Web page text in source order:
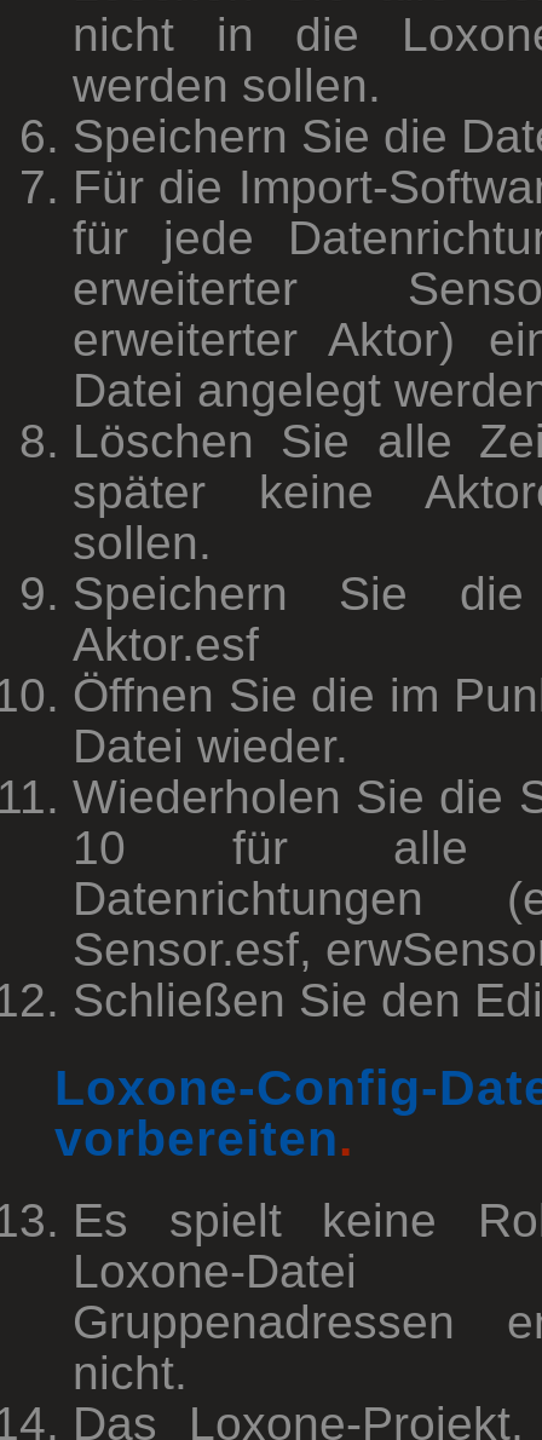
nicht in die
werden sollen.
Speichern Sie die
Für die Import-
für jede
erweiterter
erweiterter Aktor)
Datei angelegt
Löschen Sie alle
später keine
sollen.
Speichern Sie
Aktor.esf
Öffnen Sie die im
Datei wieder.
Wiederholen Sie die
10 für alle
Datenrichtungen
Sensor.esf,
Schließen Sie den
Loxone-Config-
vorbereiten.
Es spielt keine
Loxone-
Gruppenadressen
nicht.
Das Loxone-